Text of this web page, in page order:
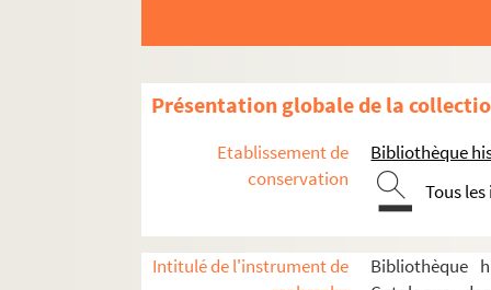
Présentation globale de la
Etablissement de
conservation
Bibliothèque
Tous
Intitulé de l'instrument de
Bibliothèque
Maurice Hennequin, Pierre Veber, Henry de
Alphonse Lemonnier, Louis Péricaud.
Marc Monnier. Madame Lili : comédie en 1
Jules Chancel, Henri de Gorsse. Madame
Ernest Blum, Raoul Toché. Madame